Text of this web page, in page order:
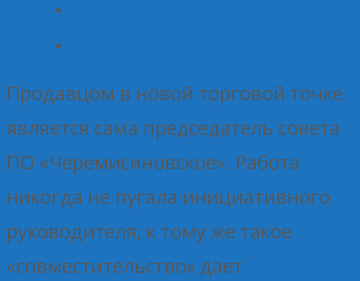
Продавцом в новой торговой точке
является сама председатель совета
ПО «Черемисиновское». Работа
никогда не пугала инициативного
руководителя, к тому же такое
«совместительство» дает